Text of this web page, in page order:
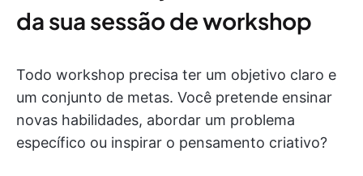
da sua sessão de workshop
Todo workshop precisa ter um objetivo claro e
um conjunto de metas. Você pretende ensinar
novas habilidades, abordar um problema
específico ou inspirar o pensamento criativo?